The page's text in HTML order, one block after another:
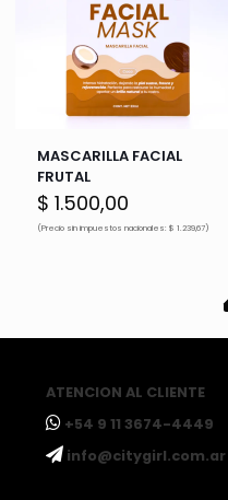
MASCARILLA FACIAL
FRUTAL
$ 1.500,00
(Precio sin impuestos nacionales: $ 1.239,67)
ATENCION AL CLIENTE
ㅤ+54 9 11 3674-4449
ㅤinfo@citygirl.com.ar